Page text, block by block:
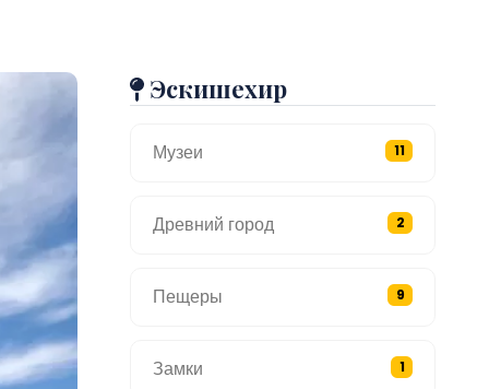
Эскишехир
Музеи 11
Древний город 2
Пещеры 9
Замки 1